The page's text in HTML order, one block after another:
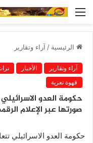
القائمة
الرئيسية / آراء وتقارير
آراء وتقارير الأخبار
قهوة تعزية
حكومة العدو
صورتها عبر الإعلام
حكومة العدو الاسرائيلي